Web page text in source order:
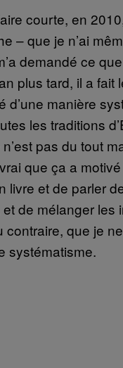
courte, en
– que je n’ai
demandé ce
plus tard, il a fait
d’une manière
les traditions
pas du tout
que ça a
livre et de parler
de mélanger les
contraire, que je
systématisme.